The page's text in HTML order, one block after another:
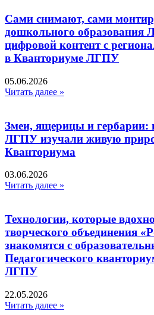
Сами снимают, сами
дошкольного образования
цифровой контент с
в Кванториуме ЛГПУ​
05.06.2026
Читать далее »
Змеи, ящерицы и гербарии:
ЛГПУ изучали живую
Кванториума
03.06.2026
Читать далее »
Технологии, которые
творческого объединения
знакомятся с
Педагогического
ЛГПУ
22.05.2026
Читать далее »